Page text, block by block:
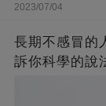
2023/07/04
長期不感冒的
訴你科學的說